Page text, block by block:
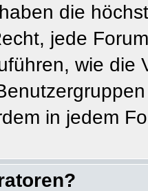
die
jede
wie die
in jedem